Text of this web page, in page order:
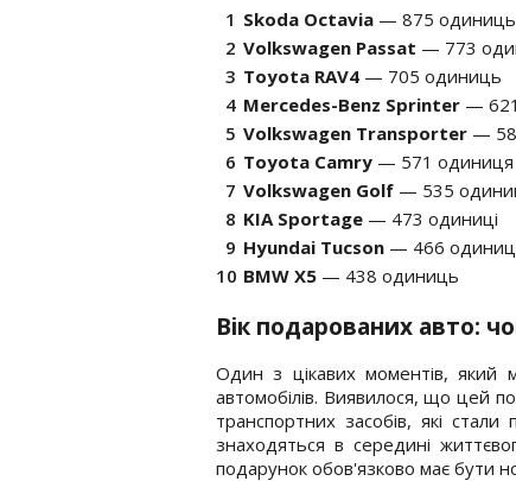
Skoda Octavia — 875 одиниць
Volkswagen Passat — 773
Toyota RAV4 — 705 одиниць
Mercedes-Benz Sprinter —
Volkswagen Transporter —
Toyota Camry — 571 одиниця
Volkswagen Golf — 535
KIA Sportage — 473 одиниці
Hyundai Tucson — 466
BMW X5 — 438 одиниць
Вік подарованих авто:
Один з цікавих моментів, який
автомобілів. Виявилося, що цей
транспортних засобів, які
знаходяться в середині
подарунок обов'язково має бути